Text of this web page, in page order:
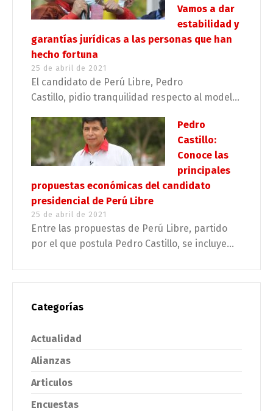
Vamos a dar
estabilidad y
garantías jurídicas a las personas que han
hecho fortuna
25 de abril de 2021
El candidato de Perú Libre, Pedro
Castillo, pidio tranquilidad respecto al model...
Pedro
Castillo:
Conoce las
principales
propuestas económicas del candidato
presidencial de Perú Libre
25 de abril de 2021
Entre las propuestas de Perú Libre, partido
por el que postula Pedro Castillo, se incluye...
Categorías
Actualidad
Alianzas
Articulos
Encuestas